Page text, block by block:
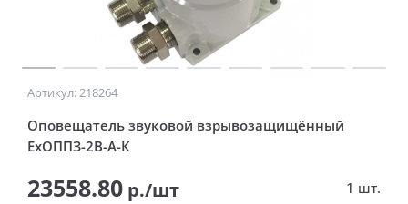
Артикул: 218264
Оповещатель звуковой взрывозащищённый
ExОППЗ-2В-А-К
23558.80 р./шт 1 шт.